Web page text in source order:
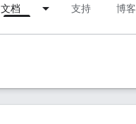
文档 支持 博客